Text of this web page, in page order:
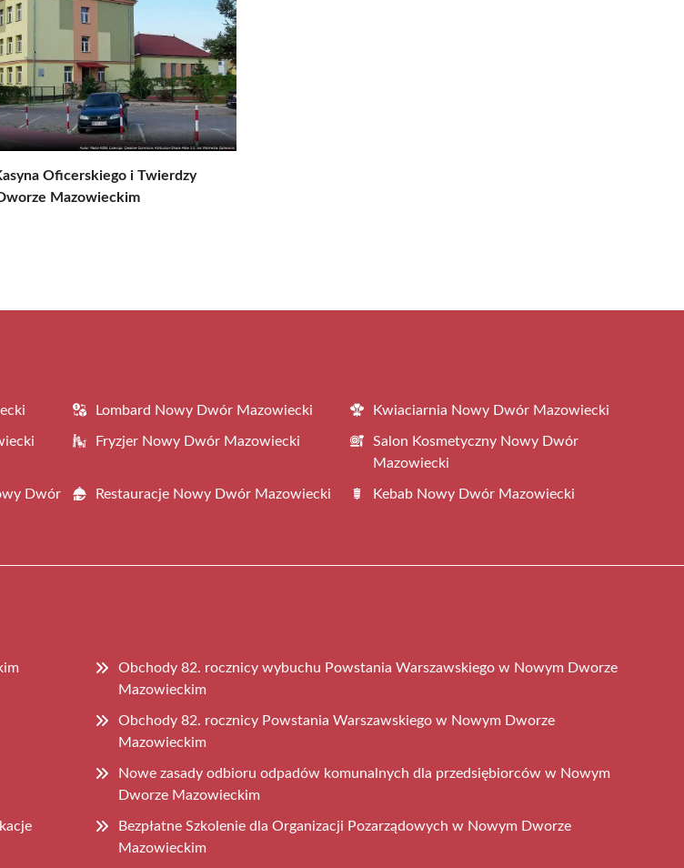
Oficerskiego i Twierdzy
Mazowieckim
Lombard Nowy Dwór Mazowiecki Kwiaciarnia Nowy Dwór Mazowiecki
Fryzjer Nowy Dwór Mazowiecki
Salon Kosmetyczny Nowy Dwór
Mazowiecki
Dwór
Restauracje Nowy Dwór Mazowiecki Kebab Nowy Dwór Mazowiecki
Obchody 82. rocznicy wybuchu Powstania Warszawskiego w Nowym Dworze
Mazowieckim
Obchody 82. rocznicy Powstania Warszawskiego w Nowym Dworze
Mazowieckim
Nowe zasady odbioru odpadów komunalnych dla przedsiębiorców w Nowym
Dworze Mazowieckim
Bezpłatne Szkolenie dla Organizacji Pozarządowych w Nowym Dworze
Mazowieckim